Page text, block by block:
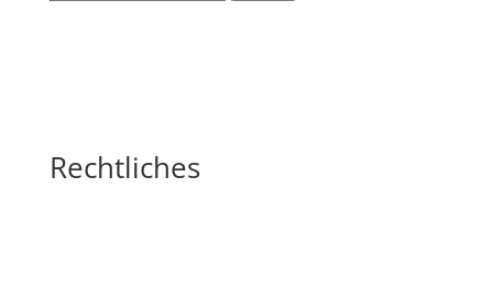
Rechtliches